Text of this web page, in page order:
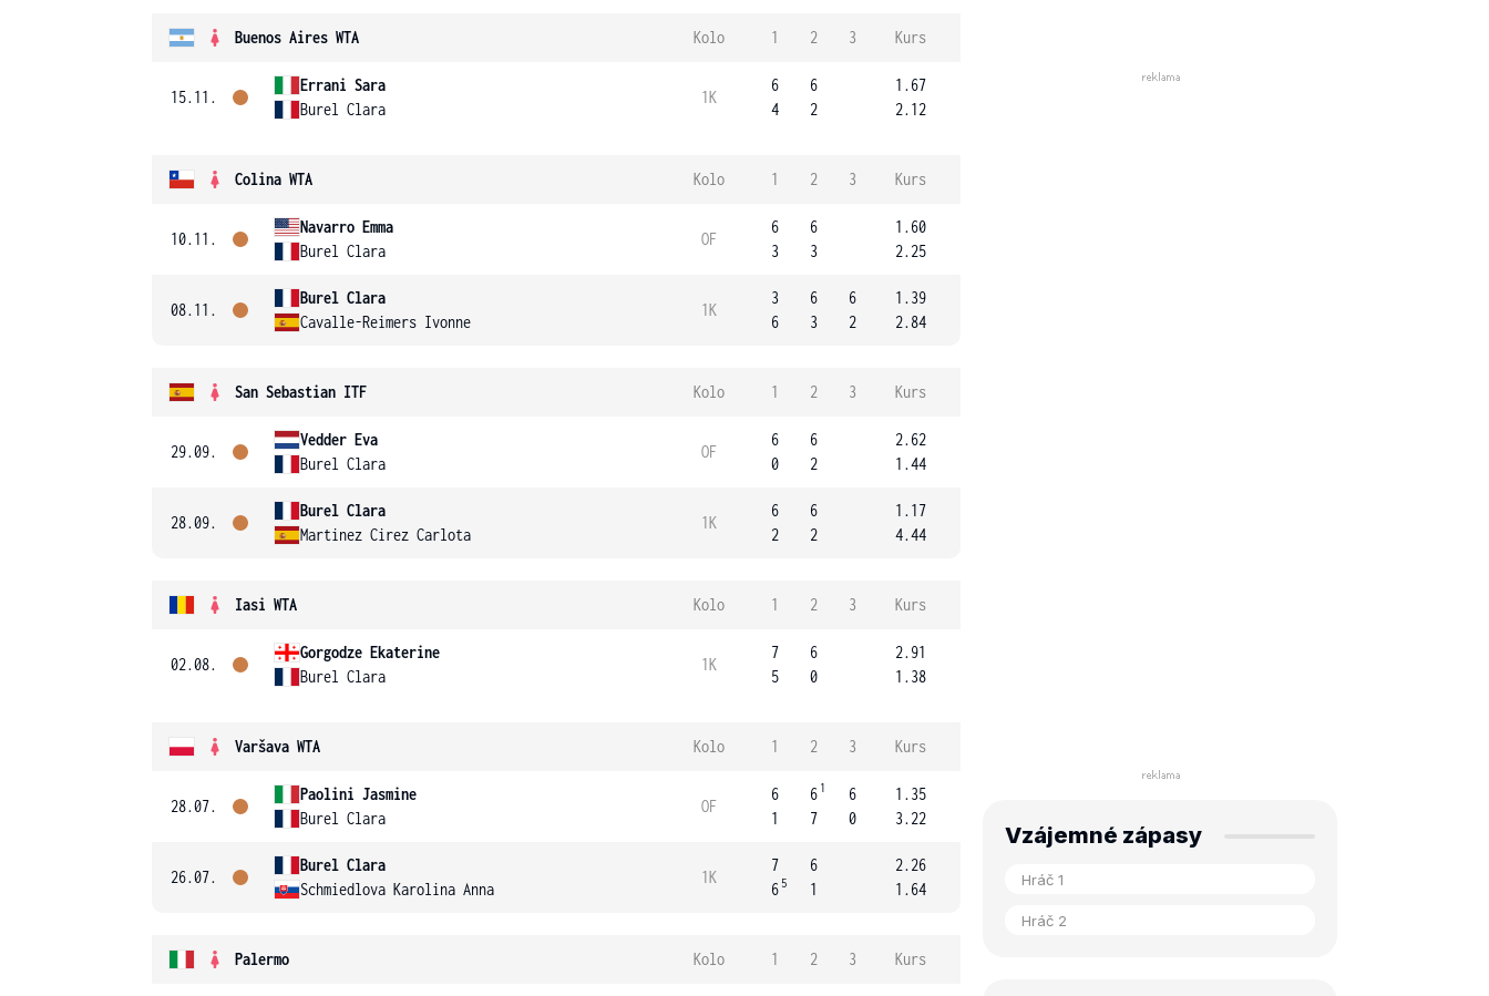
Buenos Aires WTA Kolo 1 2 3 Kurs
15.11.
Errani Sara
Burel Clara
1K
6
4
6
2
1.67
2.12
Colina WTA Kolo 1 2 3 Kurs
10.11.
Navarro Emma
Burel Clara
OF
6
3
6
3
1.60
2.25
08.11.
Burel Clara
Cavalle-Reimers Ivonne
1K
3
6
6
3
6
2
1.39
2.84
San Sebastian ITF Kolo 1 2 3 Kurs
29.09.
Vedder Eva
Burel Clara
OF
6
0
6
2
2.62
1.44
28.09.
Burel Clara
Martinez Cirez Carlota
1K
6
2
6
2
1.17
4.44
Iasi WTA Kolo 1 2 3 Kurs
02.08.
Gorgodze Ekaterine
Burel Clara
1K
7
5
6
0
2.91
1.38
Varšava WTA Kolo 1 2 3 Kurs
28.07.
Paolini Jasmine
Burel Clara
OF
6
1
6 1
7
6
0
1.35
3.22
26.07.
Burel Clara
Schmiedlova Karolina Anna
1K
7
6 5
6
1
2.26
1.64
Palermo Kolo 1 2 3 Kurs
Vzájemné zápasy